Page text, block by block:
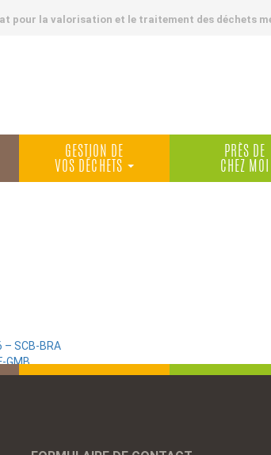
pour la valorisation et le traitement des déchets
GESTION DE
VOS DÉCHETS
PRÈS DE
CHEZ MOI
SCB-BRA
GMB